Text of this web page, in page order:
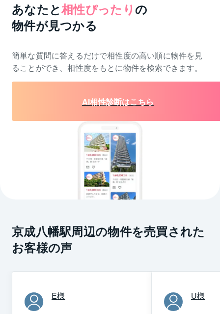
あなたと相性ぴったり の
物件が見つかる
簡単な質問に答えるだけで相性度の高い順に物件を 見
ることができ、相性度をもとに物件を検索できます。
AI相性診断はこちら
京成八幡駅周辺の物件を売買された
お客様の声
E様 U様